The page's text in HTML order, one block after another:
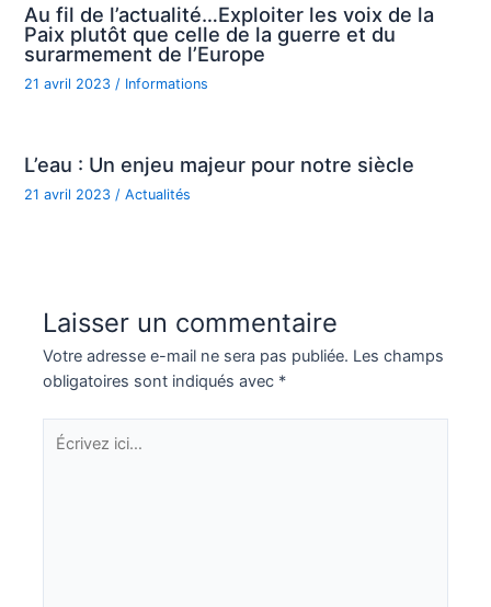
Au fil de l’actualité…Exploiter les voix de la
Paix plutôt que celle de la guerre et du
surarmement de l’Europe
21 avril 2023 / Informations
L’eau : Un enjeu majeur pour notre siècle
21 avril 2023 /Actualités
Laisser un commentaire
Votre adresse e-mail ne sera pas publiée. Les champs
obligatoires sont indiqués avec *
Écrivez
ici…